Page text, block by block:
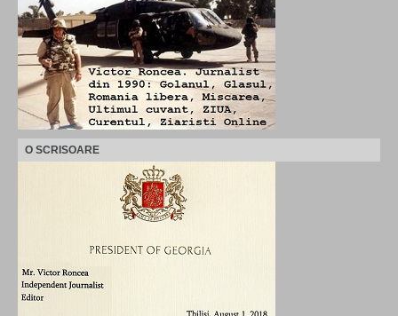
O SCRISOARE